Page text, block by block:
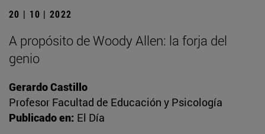
20 | 10 | 2022
A propósito de Woody Allen: la forja del
genio
Gerardo Castillo
Profesor Facultad de Educación y Psicología
Publicado en: El Día